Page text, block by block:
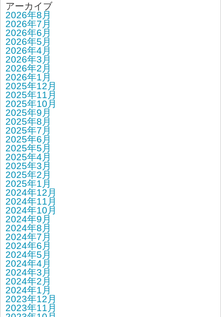
アーカイブ
2026年8月
2026年7月
2026年6月
2026年5月
2026年4月
2026年3月
2026年2月
2026年1月
2025年12月
2025年11月
2025年10月
2025年9月
2025年8月
2025年7月
2025年6月
2025年5月
2025年4月
2025年3月
2025年2月
2025年1月
2024年12月
2024年11月
2024年10月
2024年9月
2024年8月
2024年7月
2024年6月
2024年5月
2024年4月
2024年3月
2024年2月
2024年1月
2023年12月
2023年11月